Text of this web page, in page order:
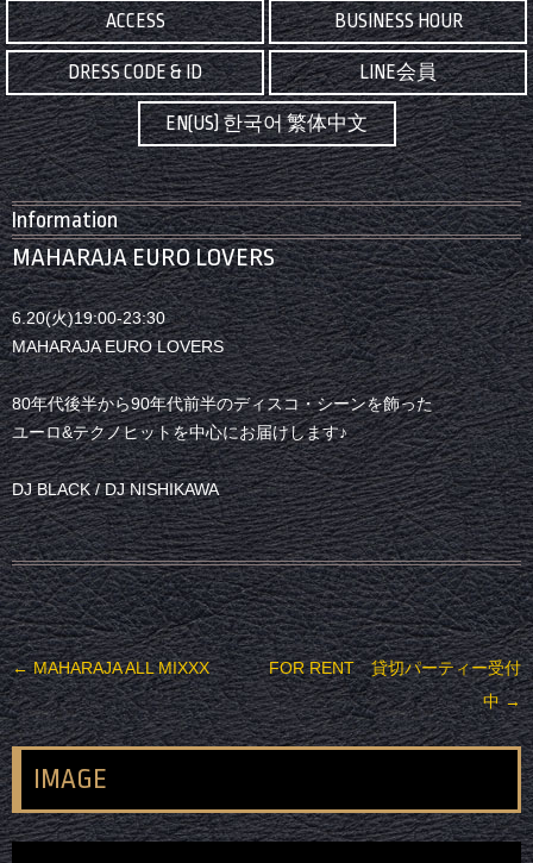
ACCESS BUSINESS HOUR
DRESS CODE & ID LINE会員
EN(US) 한국어 繁体中文
Information
MAHARAJA EURO LOVERS
6.20(火)19:00-23:30
MAHARAJA EURO LOVERS
80年代後半から90年代前半のディスコ・シーンを飾った
ユーロ&テクノヒットを中心にお届けします♪
DJ BLACK / DJ NISHIKAWA
投稿ナビゲーション
←MAHARAJA ALL MIXXX
FOR RENT 貸切パーティー受付
中→
IMAGE